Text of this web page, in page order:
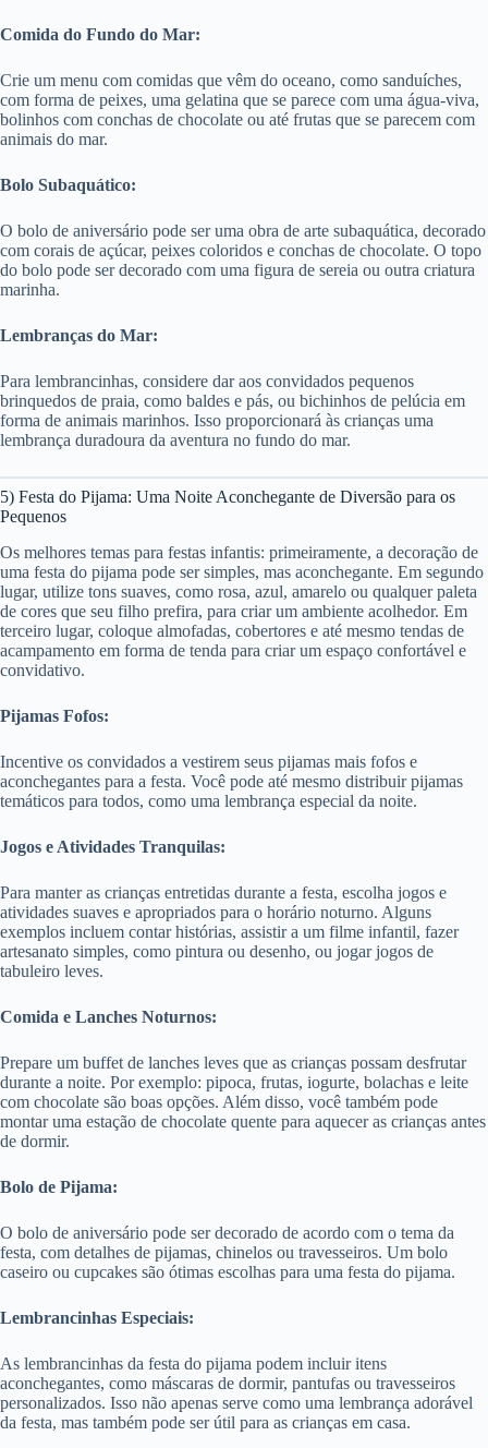
Comida do Fundo do Mar:
Crie um menu com comidas que vêm do oceano, como sanduíches,
com forma de peixes, uma gelatina que se parece com uma água-viva,
bolinhos com conchas de chocolate ou até frutas que se parecem com
animais do mar.
Bolo Subaquático:
O bolo de aniversário pode ser uma obra de arte subaquática, decorado
com corais de açúcar, peixes coloridos e conchas de chocolate. O topo
do bolo pode ser decorado com uma figura de sereia ou outra criatura
marinha.
Lembranças do Mar:
Para lembrancinhas, considere dar aos convidados pequenos
brinquedos de praia, como baldes e pás, ou bichinhos de pelúcia em
forma de animais marinhos. Isso proporcionará às crianças uma
lembrança duradoura da aventura no fundo do mar.
5) Festa do Pijama: Uma Noite Aconchegante de Diversão para os
Pequenos
Os melhores temas para festas infantis: primeiramente, a decoração de
uma festa do pijama pode ser simples, mas aconchegante. Em segundo
lugar, utilize tons suaves, como rosa, azul, amarelo ou qualquer paleta
de cores que seu filho prefira, para criar um ambiente acolhedor. Em
terceiro lugar, coloque almofadas, cobertores e até mesmo tendas de
acampamento em forma de tenda para criar um espaço confortável e
convidativo.
Pijamas Fofos:
Incentive os convidados a vestirem seus pijamas mais fofos e
aconchegantes para a festa. Você pode até mesmo distribuir pijamas
temáticos para todos, como uma lembrança especial da noite.
Jogos e Atividades Tranquilas:
Para manter as crianças entretidas durante a festa, escolha jogos e
atividades suaves e apropriados para o horário noturno. Alguns
exemplos incluem contar histórias, assistir a um filme infantil, fazer
artesanato simples, como pintura ou desenho, ou jogar jogos de
tabuleiro leves.
Comida e Lanches Noturnos:
Prepare um buffet de lanches leves que as crianças possam desfrutar
durante a noite. Por exemplo: pipoca, frutas, iogurte, bolachas e leite
com chocolate são boas opções. Além disso, você também pode
montar uma estação de chocolate quente para aquecer as crianças antes
de dormir.
Bolo de Pijama:
O bolo de aniversário pode ser decorado de acordo com o tema da
festa, com detalhes de pijamas, chinelos ou travesseiros. Um bolo
caseiro ou cupcakes são ótimas escolhas para uma festa do pijama.
Lembrancinhas Especiais:
As lembrancinhas da festa do pijama podem incluir itens
aconchegantes, como máscaras de dormir, pantufas ou travesseiros
personalizados. Isso não apenas serve como uma lembrança adorável
da festa, mas também pode ser útil para as crianças em casa.